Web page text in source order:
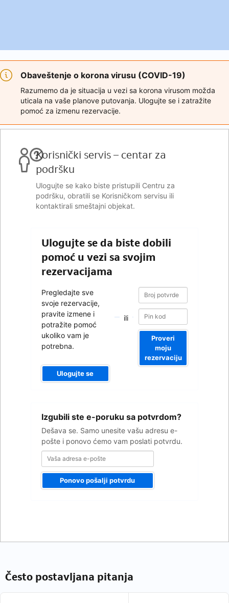
Obaveštenje o korona virusu (COVID-19)
Razumemo da je situacija u vezi sa korona virusom možda
uticala na vaše planove putovanja. Ulogujte se i zatražite
pomoć za izmenu rezervacije.
Korisnički servis – centar za
podršku
Ulogujte se kako biste pristupili Centru za
podršku, obratili se Korisničkom servisu ili
kontaktirali smeštajni objekat.
Ulogujte se da biste dobili
pomoć u vezi sa svojim
rezervacijama
Pregledajte sve
svoje rezervacije,
pravite izmene i
potražite pomoć
ukoliko vam je
potrebna.
Ulogujte se
ili
Broj
potvrde
Broj
potvrde
Proveri
moju
rezervaciju
Izgubili ste e-poruku sa potvrdom?
Dešava se. Samo unesite vašu adresu e-
pošte i ponovo ćemo vam poslati potvrdu.
adresa
pošte
Ponovo pošalji potvrdu
Često postavljana pitanja